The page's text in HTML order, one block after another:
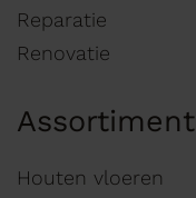
Reparatie
Renovatie
Assortiment
Houten vloeren